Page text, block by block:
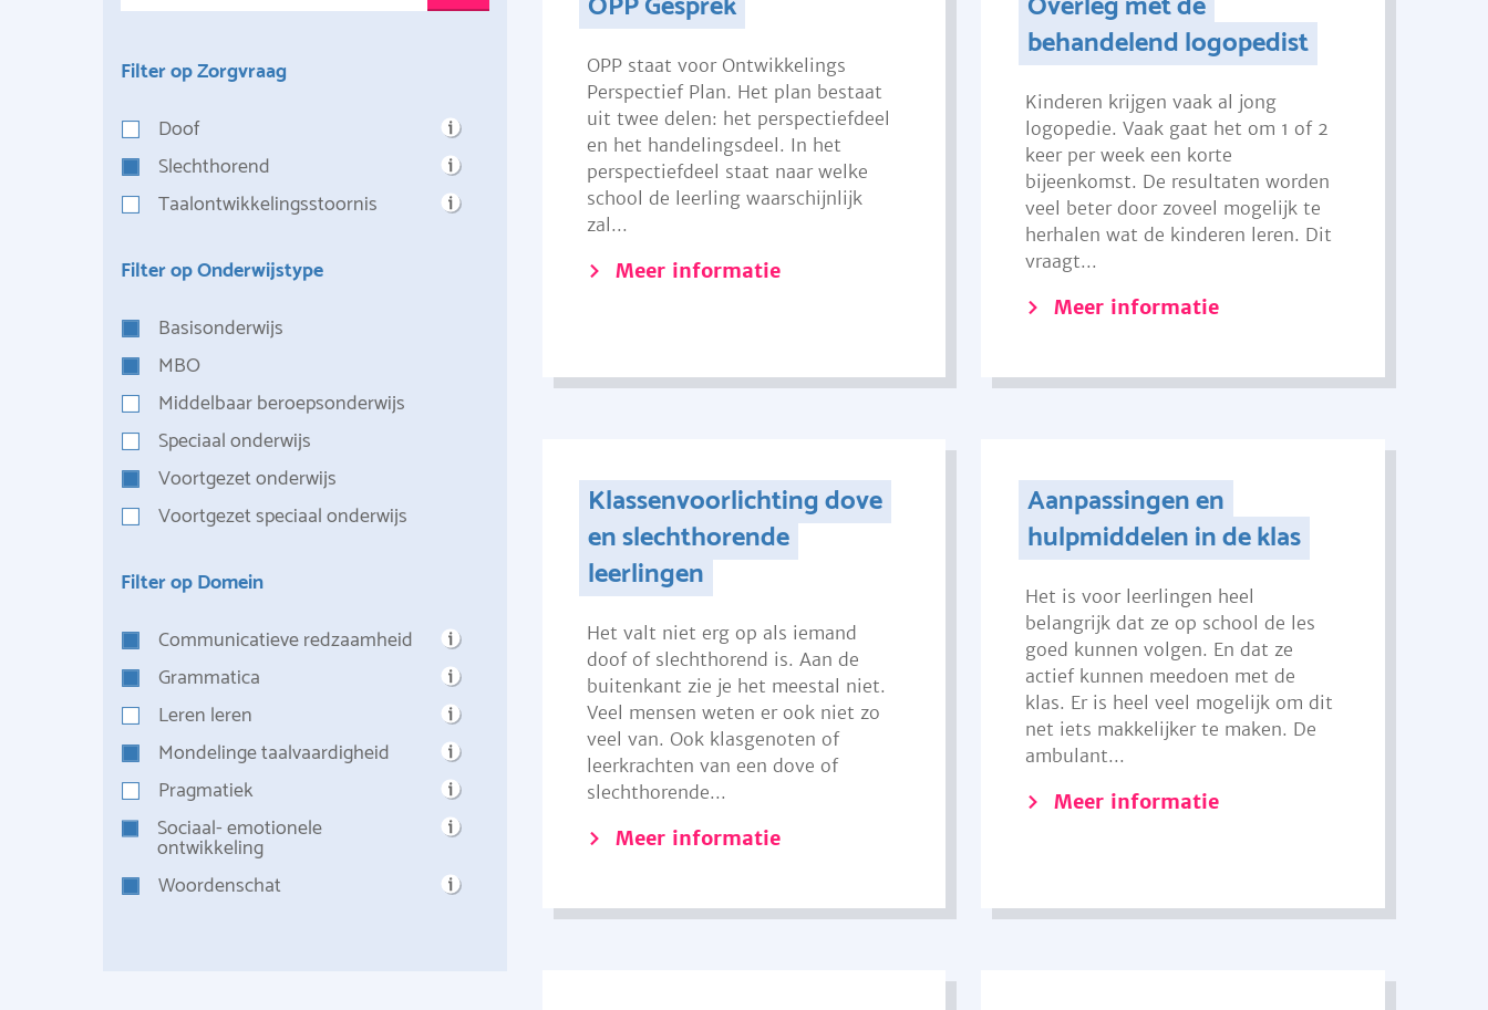
Filter op Zorgvraag
Doof
Slechthorend
Taalontwikkelingsstoornis
Filter op Onderwijstype
Basisonderwijs
MBO
Middelbaar beroepsonderwijs
Speciaal onderwijs
Voortgezet onderwijs
Voortgezet speciaal onderwijs
Filter op Domein
Communicatieve redzaamheid
Grammatica
Leren leren
Mondelinge taalvaardigheid
Pragmatiek
Sociaal- emotionele
ontwikkeling
Woordenschat
OPP staat voor Ontwikkelings
Perspectief Plan. Het plan bestaat
uit twee delen: het perspectiefdeel
en het handelingsdeel. In het
perspectiefdeel staat naar welke
school de leerling waarschijnlijk
zal...
Meer informatie
behandelend logopedist
Kinderen krijgen vaak al jong
logopedie. Vaak gaat het om 1 of 2
keer per week een korte
bijeenkomst. De resultaten worden
veel beter door zoveel mogelijk te
herhalen wat de kinderen leren. Dit
vraagt...
Meer informatie
Klassenvoorlichting dove
en slechthorende
leerlingen
Het valt niet erg op als iemand
doof of slechthorend is. Aan de
buitenkant zie je het meestal niet.
Veel mensen weten er ook niet zo
veel van. Ook klasgenoten of
leerkrachten van een dove of
slechthorende...
Meer informatie
Aanpassingen en
hulpmiddelen in de klas
Het is voor leerlingen heel
belangrijk dat ze op school de les
goed kunnen volgen. En dat ze
actief kunnen meedoen met de
klas. Er is heel veel mogelijk om dit
net iets makkelijker te maken. De
ambulant...
Meer informatie